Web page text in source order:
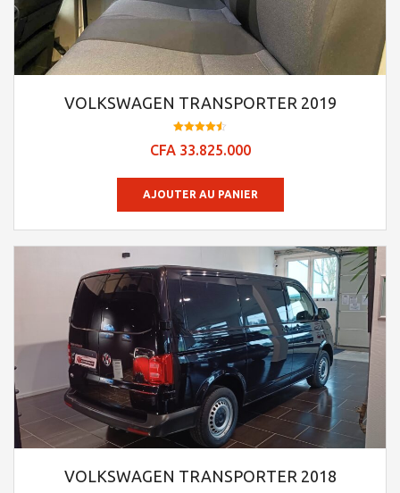
VOLKSWAGEN TRANSPORTER 2019
4.53
CFA33.825.000
AJOUTER AU PANIER
VOLKSWAGEN TRANSPORTER 2018